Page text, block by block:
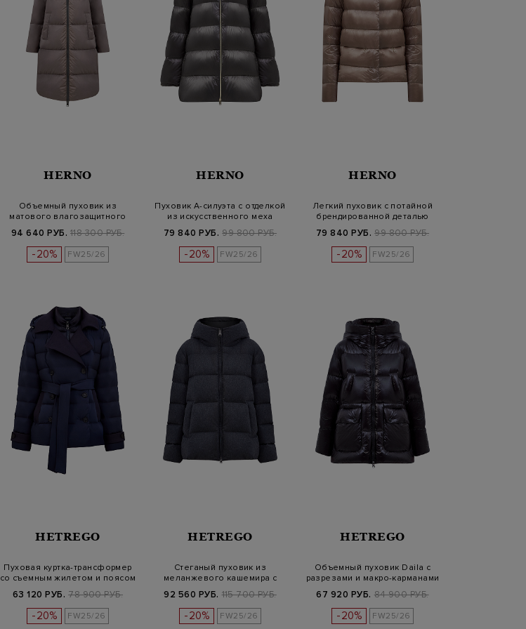
HERNO
Объемный пуховик из
матового влагозащитного
94 640 РУБ. 118 300 РУБ.
-20% FW25/26
HERNO
Пуховик А-силуэта с отделкой
из искусственного меха
79 840 РУБ. 99 800 РУБ.
-20% FW25/26
HERNO
Легкий пуховик с потайной
брендированной деталью
79 840 РУБ. 99 800 РУБ.
-20% FW25/26
HETREGO
Пуховая куртка-трансформер
со съемным жилетом и поясом
63 120 РУБ. 78 900 РУБ.
-20% FW25/26
HETREGO
Стеганый пуховик из
меланжевого кашемира с
92 560 РУБ. 115 700 РУБ.
-20% FW25/26
HETREGO
Объемный пуховик Daila с
разрезами и макро-карманами
67 920 РУБ. 84 900 РУБ.
-20% FW25/26